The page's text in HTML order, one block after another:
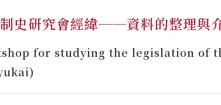
史研究會經緯──資料的整理與
for studying the legislation of